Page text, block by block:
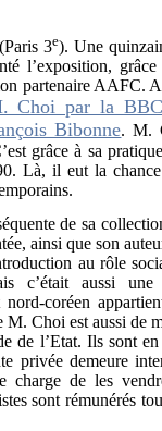
3e). Une
l’exposition,
partenaire AAFC.
Choi par la BBC
Bibonne. M.
grâce à sa
Là, il eut la
de sa
ainsi que son
au rôle
c’était aussi une
coréen
Choi est aussi de
de l’Etat. Ils sont
privée demeure
charge de les
sont rémunérés